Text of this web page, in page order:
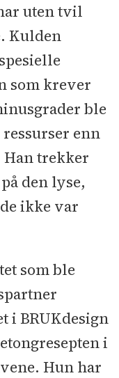
uten tvil
Kulden
som krever
ble
enn
Han trekker
den lyse,
ikke var
som ble
i BRUKdesign
i
Hun har